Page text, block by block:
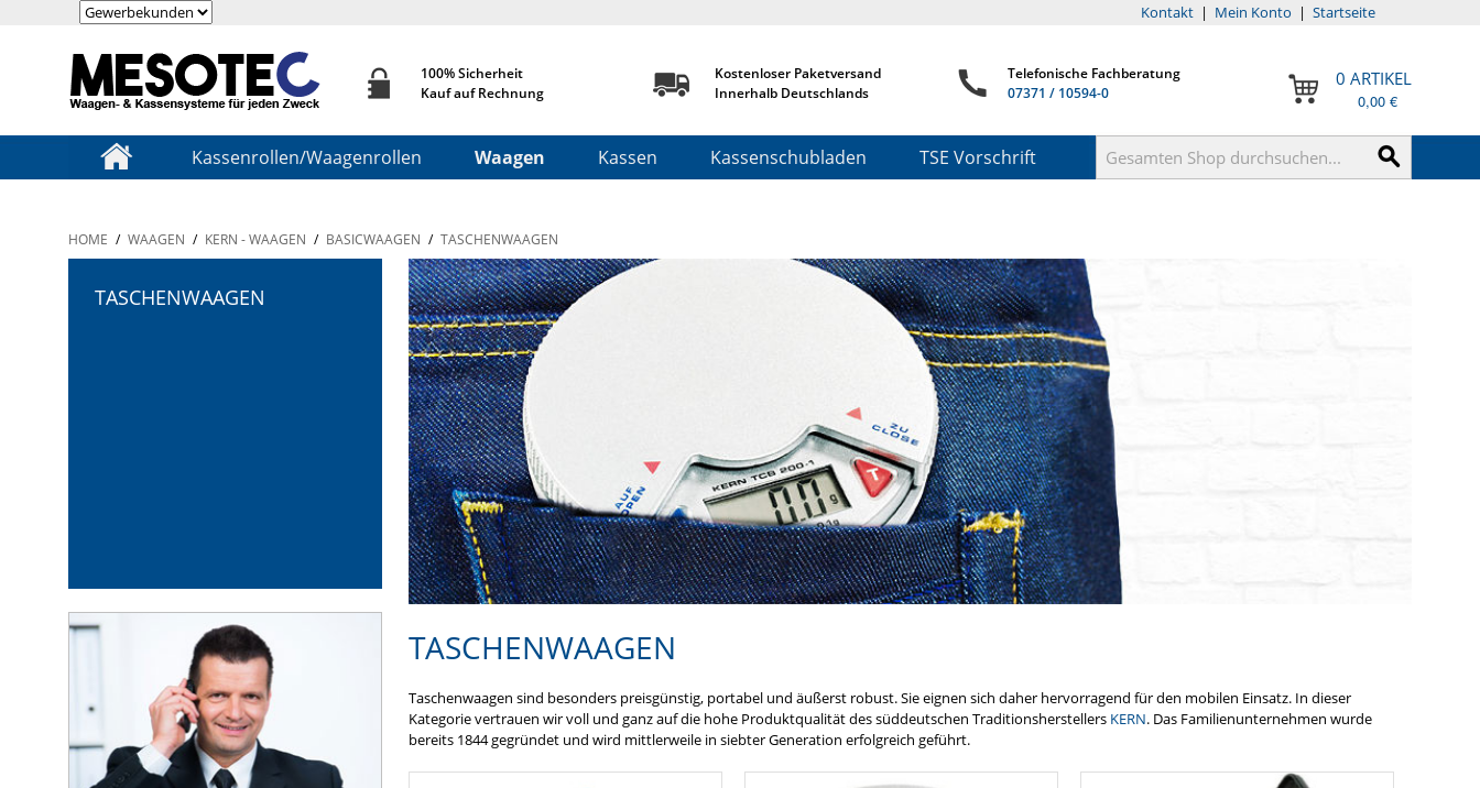
Startseite
|
Mein Konto
|
Kontakt
0 ARTIKEL
0,00 €
100% Sicherheit
Kauf auf Rechnung
Kostenloser Paketversand
Innerhalb Deutschlands
Telefonische Fachberatung
07371 / 10594-0
Kassenrollen/Waagenrollen Waagen Kassen Kassenschubladen TSE Vorschrift
HOME / WAAGEN / KERN - WAAGEN / BASICWAAGEN / TASCHENWAAGEN
TASCHENWAAGEN
TASCHENWAAGEN
Taschenwaagen sind besonders preisgünstig, portabel und äußerst robust. Sie eignen sich daher hervorragend für den mobilen Einsatz. In dieser
Kategorie vertrauen wir voll und ganz auf die hohe Produktqualität des süddeutschen Traditionsherstellers KERN. Das Familienunternehmen wurde
bereits 1844 gegründet und wird mittlerweile in siebter Generation erfolgreich geführt.